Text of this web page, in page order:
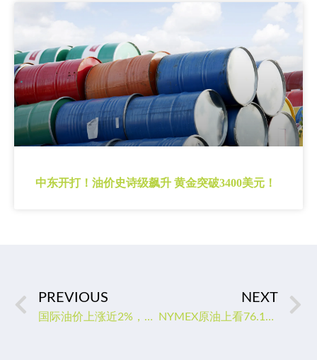
中东开打！油价史诗级飙升 黄金突破3400美元！
PREVIOUS
国际油价上涨近2%，供需均有利好，但还须关注大人物讲话
NEXT
NYMEX原油上看76.16美元